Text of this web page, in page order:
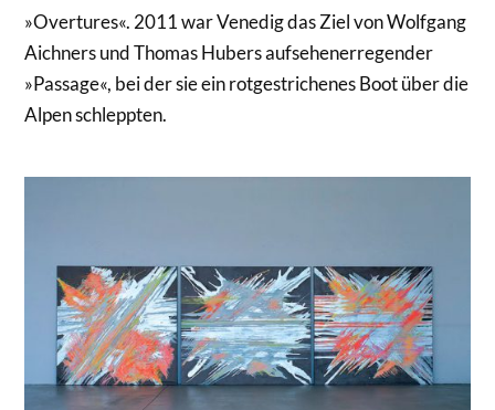
»Overtures«. 2011 war Venedig das Ziel von Wolfgang
Aichners und Thomas Hubers aufsehenerregender
»Passage«, bei der sie ein rotgestrichenes Boot über die
Alpen schleppten.